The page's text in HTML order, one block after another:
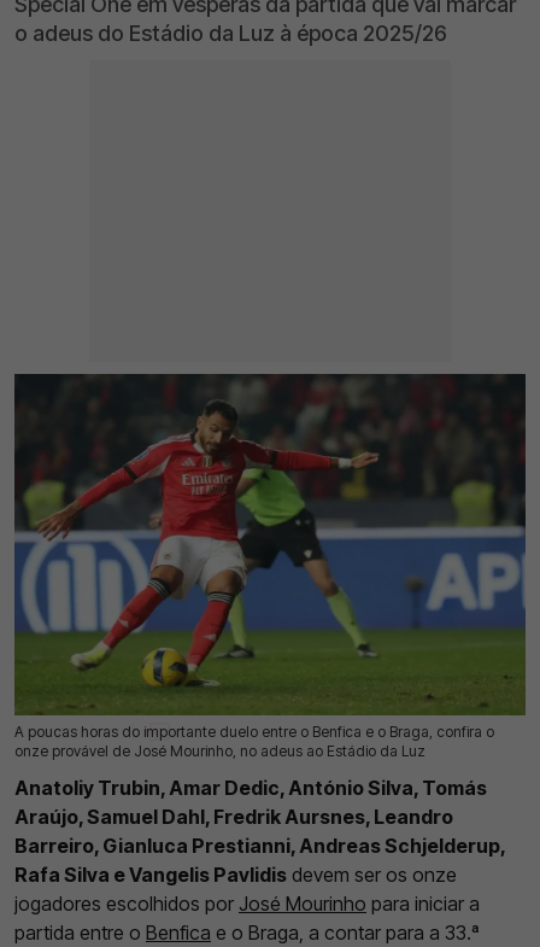
o adeus do Estádio da Luz à época 2025/26
A poucas horas do importante duelo entre o Benfica e o Braga, confira o
onze provável de José Mourinho, no adeus ao Estádio da Luz
11 Mai 2026 | 08:19 | 0
Anatoliy Trubin, Amar Dedic, António Silva, Tomás
Araújo, Samuel Dahl, Fredrik Aursnes, Leandro
Barreiro, Gianluca Prestianni, Andreas Schjelderup,
Rafa Silva e Vangelis Pavlidis devem ser os onze
jogadores escolhidos por José Mourinho para iniciar a
partida entre o Benfica e o Braga, a contar para a 33.ª